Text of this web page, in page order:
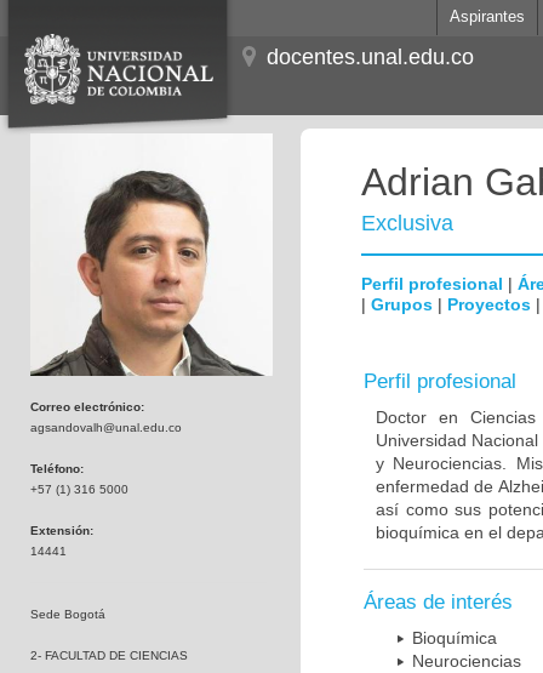
Aspirantes
docentes.unal.edu.co
Correo electrónico:
agsandovalh@unal.edu.co
Teléfono:
+57 (1) 316 5000
Extensión:
14441
Sede Bogotá
2- FACULTAD DE CIENCIAS
Adrian
Exclusiva
Perfil profesional |
| Grupos | Proyectos
Perfil profesional
Doctor en
Universidad
y Neurociencias.
enfermedad de
así como sus
bioquímica en el
Áreas de interés
Bioquímica
Neurociencias